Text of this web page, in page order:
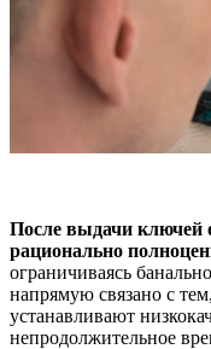
После выдачи ключей
рационально
ограничиваясь
напрямую связано с
устанавливают
непродолжительное